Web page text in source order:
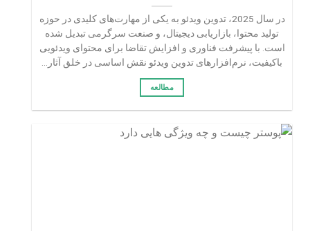
در سال 2025، تدوین ویدئو به یکی از مهارت‌های کلیدی در حوزه
تولید محتوا، بازاریابی دیجیتال، و صنعت سرگرمی تبدیل شده
است. با پیشرفت فناوری و افزایش تقاضا برای محتوای ویدئویی
باکیفیت، نرم‌افزارهای تدوین ویدئو نقش اساسی در خلق آثار...
مطالعه